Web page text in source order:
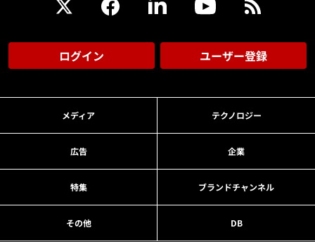
ログイン ユーザー登録
メディア テクノロジー
広告 企業
特集 ブランドチャンネル
その他 DB